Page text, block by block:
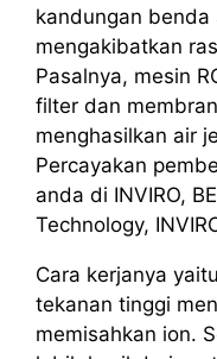
kandungan benda
mengakibatkan
Pasalnya, mesin
filter dan
menghasilkan air
Percayakan
anda di INVIRO,
Technology,
Cara kerjanya
tekanan tinggi
memisahkan ion.